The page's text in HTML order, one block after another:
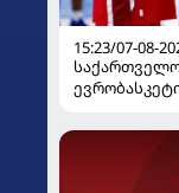
15:23/07-08-